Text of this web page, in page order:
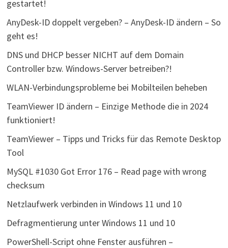
gestartet!
AnyDesk-ID doppelt vergeben? – AnyDesk-ID ändern – So
geht es!
DNS und DHCP besser NICHT auf dem Domain
Controller bzw. Windows-Server betreiben?!
WLAN-Verbindungsprobleme bei Mobilteilen beheben
TeamViewer ID ändern – Einzige Methode die in 2024
funktioniert!
TeamViewer – Tipps und Tricks für das Remote Desktop
Tool
MySQL #1030 Got Error 176 – Read page with wrong
checksum
Netzlaufwerk verbinden in Windows 11 und 10
Defragmentierung unter Windows 11 und 10
PowerShell-Script ohne Fenster ausführen –